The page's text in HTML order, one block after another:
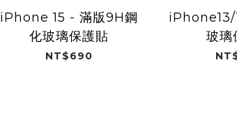
iPhone 15 - 滿版9H鋼
化玻璃保護貼
NT$690
玻璃